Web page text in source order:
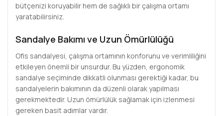
bütçenizi koruyabilir hem de sağlıklı bir çalışma ortamı
yaratabilirsiniz.
Sandalye Bakımı ve Uzun Ömürlülüğü
Ofis sandalyesi, çalışma ortamının konforunu ve verimliliğini
etkileyen önemli bir unsurdur. Bu yüzden, ergonomik
sandalye seçiminde dikkatli olunması gerektiği kadar, bu
sandalyelerin bakımının da düzenli olarak yapılması
gerekmektedir. Uzun ömürlülük sağlamak için izlenmesi
gereken basit adımlar vardır.